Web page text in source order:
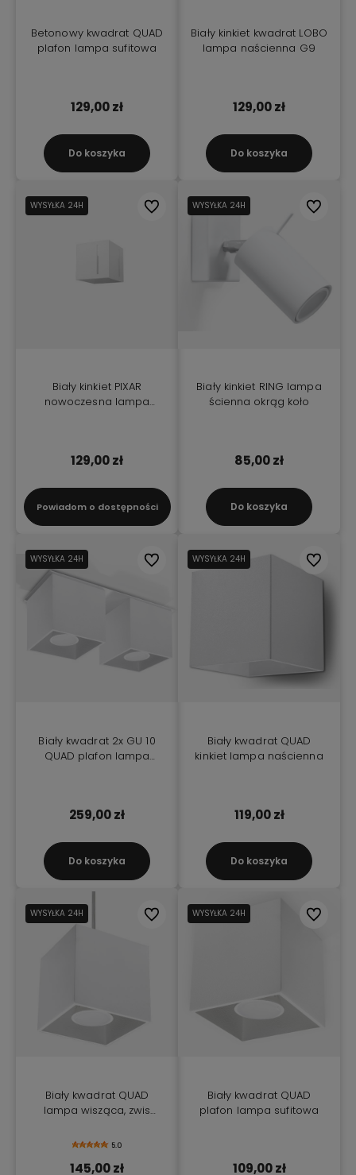
Betonowy kwadrat QUAD
plafon lampa sufitowa
129,00 zł
Do koszyka
Biały kinkiet kwadrat LOBO
lampa naścienna G9
129,00 zł
Do koszyka
WYSYŁKA 24H
Biały kinkiet PIXAR
nowoczesna lampa
129,00 zł
Powiadom o dostępności
Do ulubionychWYSYŁKA 24H
Biały kinkiet RING lampa
ścienna okrąg koło
85,00 zł
Do koszyka
Do
WYSYŁKA 24H
Biały kwadrat 2x GU 10
QUAD plafon lampa
259,00 zł
Do koszyka
Do ulubionychWYSYŁKA 24H
Biały kwadrat QUAD
kinkiet lampa naścienna
119,00 zł
Do koszyka
Do
WYSYŁKA 24H
Biały kwadrat QUAD
lampa wisząca, zwis
5.0
145,00 zł
Do ulubionychWYSYŁKA 24H
Biały kwadrat QUAD
plafon lampa sufitowa
109,00 zł
Do